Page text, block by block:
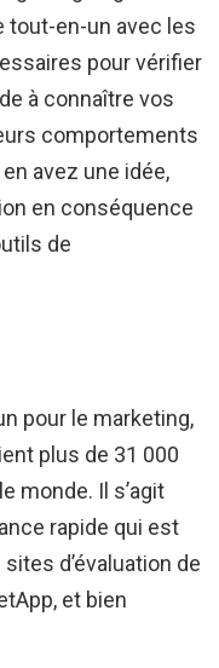
tout-en-un avec les
pour vérifier
à connaître vos
comportements
avez une idée,
en conséquence
de
pour le marketing,
plus de 31 000
monde. Il s’agit
rapide qui est
d’évaluation de
et bien